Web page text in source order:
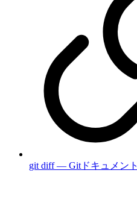
git diff — Gitドキュメント